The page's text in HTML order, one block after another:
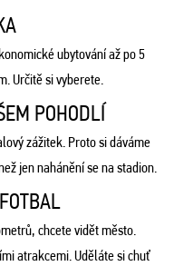
ubytování až po 5
Určitě si vyberete.
POHODLÍ
zážitek. Proto si dáváme
jen nahánění se na stadion.
chcete vidět město.
atrakcemi. Uděláte si chuť